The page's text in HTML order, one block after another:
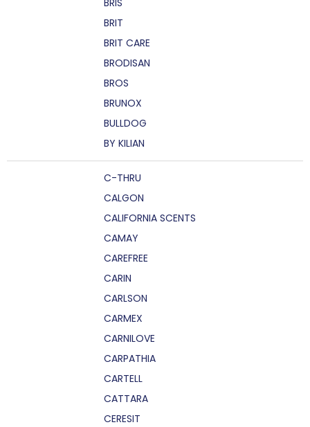
BRIS
BRIT
BRIT CARE
BRODISAN
BROS
BRUNOX
BULLDOG
BY KILIAN
C-THRU
CALGON
CALIFORNIA SCENTS
CAMAY
CAREFREE
CARIN
CARLSON
CARMEX
CARNILOVE
CARPATHIA
CARTELL
CATTARA
CERESIT